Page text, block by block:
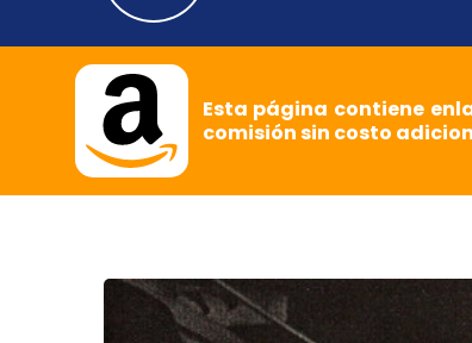
Esta página contiene
comisión sin costo